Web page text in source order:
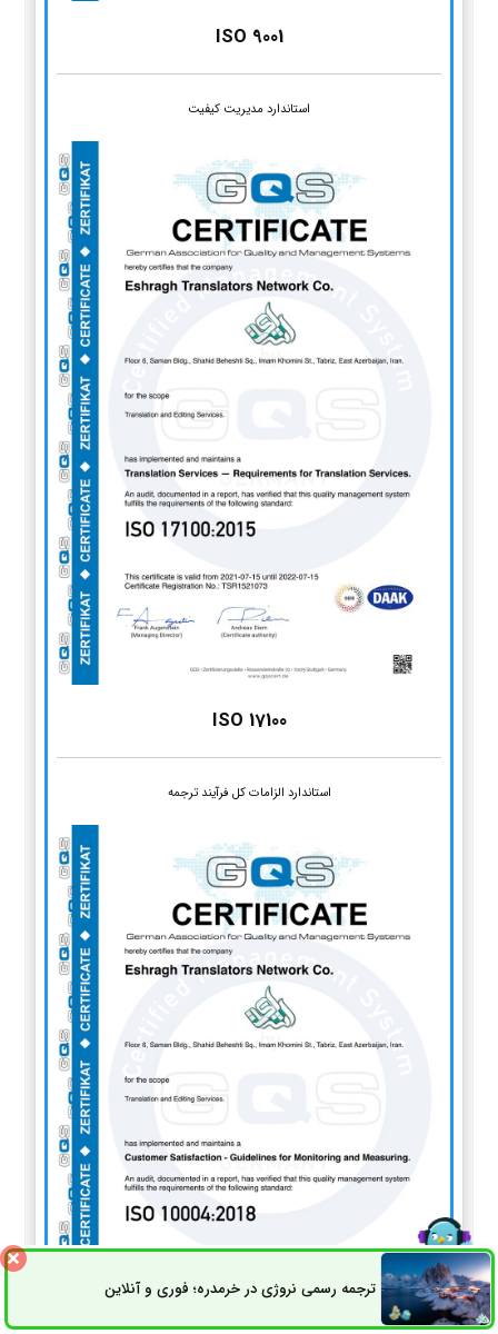
ISO 9001
استاندارد مدیریت کیفیت
ISO 17100
استاندارد الزامات کل فرآیند ترجمه
ترجمه رسمی نروژی در خرمدره؛ فوری و آنلاینثبت سفارش راه های ارتباطی